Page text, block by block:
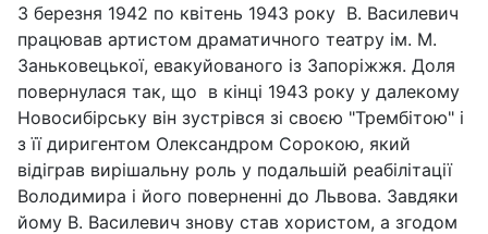
З березня 1942 по квітень 1943 року В. Василевич
працював артистом драматичного театру ім. М.
Заньковецької, евакуйованого із Запоріжжя. Доля
повернулася так, що в кінці 1943 року у далекому
Новосибірську він зустрівся зі своєю "Трембітою" і
з її диригентом Олександром Сорокою, який
відіграв вирішальну роль у подальшій реабілітації
Володимира і його поверненні до Львова. Завдяки
йому В. Василевич знову став хористом, а згодом